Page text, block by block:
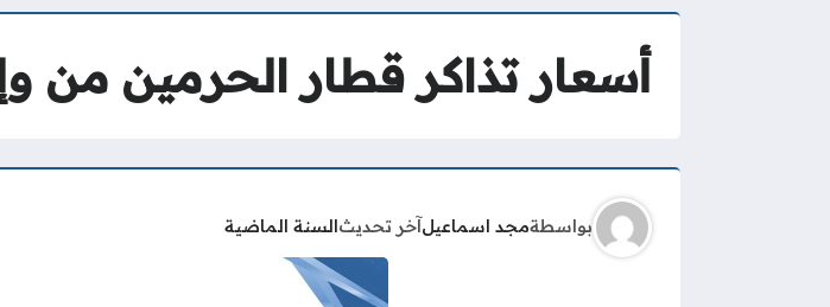
أسعار تذاكر قطار الحرمين من
بواسطةمجد اسماعيل آخر تحديث السنة الماضية